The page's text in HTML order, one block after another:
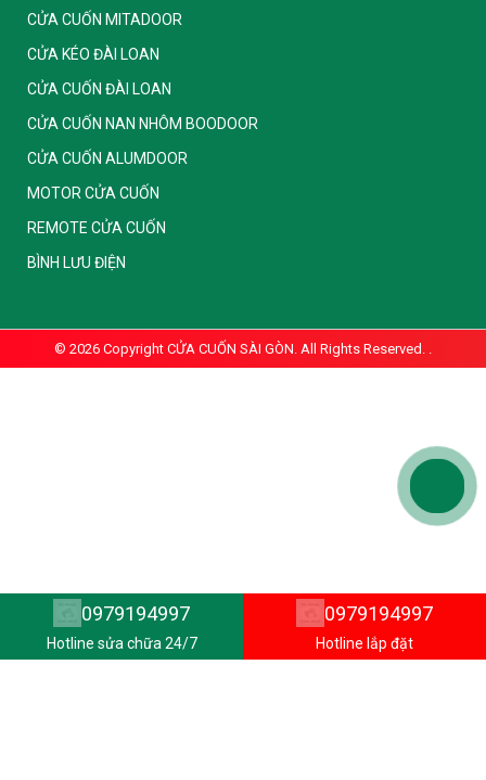
CỬA CUỐN MITADOOR
CỬA KÉO ĐÀI LOAN
CỬA CUỐN ĐÀI LOAN
CỬA CUỐN NAN NHÔM BOODOOR
CỬA CUỐN ALUMDOOR
MOTOR CỬA CUỐN
REMOTE CỬA CUỐN
BÌNH LƯU ĐIỆN
© 2026 Copyright CỬA CUỐN SÀI GÒN. All Rights Reserved. .
0979194997
Hotline sửa chữa 24/7
0979194997
Hotline lắp đặt